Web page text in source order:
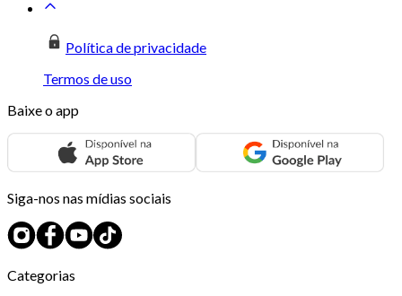
Política de privacidade
Termos de uso
Baixe o app
Siga-nos nas mídias sociais
Categorias